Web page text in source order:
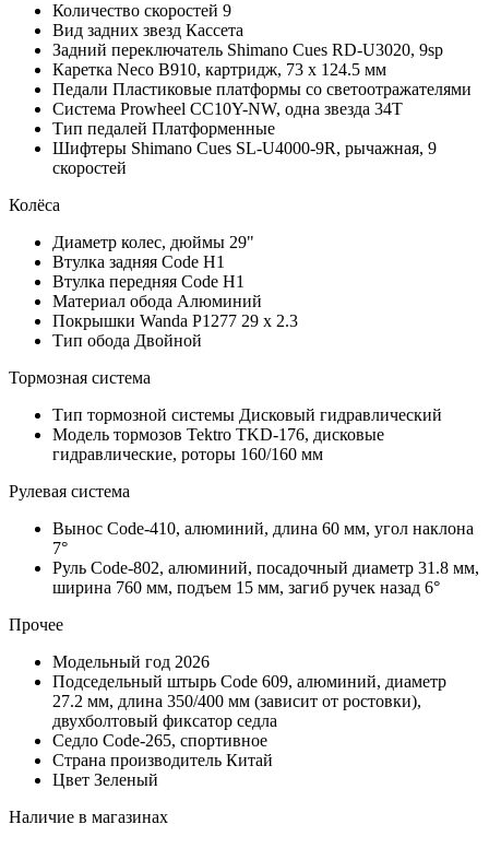
Количество скоростей 9
Вид задних звезд Кассета
Задний переключатель Shimano Cues RD-U3020, 9sp
Каретка Neco B910, картридж, 73 х 124.5 мм
Педали Пластиковые платформы со светоотражателями
Система Prowheel CC10Y-NW, одна звезда 34T
Тип педалей Платформенные
Шифтеры Shimano Cues SL-U4000-9R, рычажная, 9
скоростей
Колёса
Диаметр колес, дюймы 29"
Втулка задняя Code H1
Втулка передняя Code H1
Материал обода Алюминий
Покрышки Wanda P1277 29 x 2.3
Тип обода Двойной
Тормозная система
Тип тормозной системы Дисковый гидравлический
Модель тормозов Tektro TKD-176, дисковые
гидравлические, роторы 160/160 мм
Рулевая система
Вынос Code-410, алюминий, длина 60 мм, угол наклона
7°
Руль Code-802, алюминий, посадочный диаметр 31.8 мм,
ширина 760 мм, подъем 15 мм, загиб ручек назад 6°
Прочее
Модельный год 2026
Подседельный штырь Code 609, алюминий, диаметр
27.2 мм, длина 350/400 мм (зависит от ростовки),
двухболтовый фиксатор седла
Седло Code-265, спортивное
Страна производитель Китай
Цвет Зеленый
Наличие в магазинах